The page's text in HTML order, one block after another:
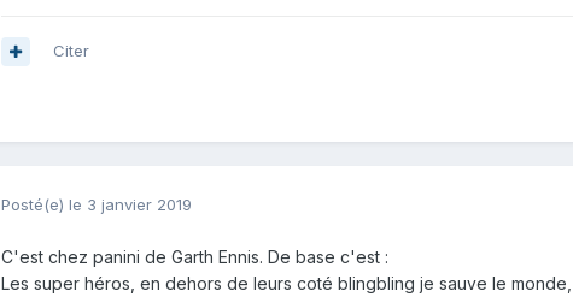
Citer
Posté(e) le 3 janvier 2019
C'est chez panini de Garth Ennis. De base c'est :
Les super héros, en dehors de leurs coté blingbling je sauve le